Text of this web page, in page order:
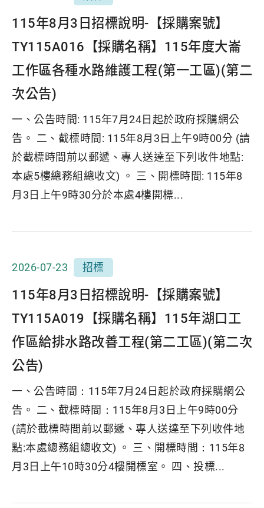
115年8月3日招標說明-【採購案號】
TY115A016【採購名稱】115年度大崙
工作區各種水路維護工程(第一工區)(第二
次公告)
一、公告時間: 115年7月24日起於政府採購網公
告。 二、截標時間: 115年8月3日上午9時00分 (請
於截標時間前以郵遞、專人送達至下列收件地點:
本處5樓總務組總收文) 。 三、開標時間: 115年8
月3日上午9時30分於本處4樓開標...
2026-07-23 招標
115年8月3日招標說明-【採購案號】
TY115A019【採購名稱】115年湖口工
作區給排水路改善工程(第二工區)(第二次
公告)
一、公告時間：115年7月24日起於政府採購網公
告。 二、截標時間：115年8月3日上午9時00分
(請於截標時間前以郵遞、專人送達至下列收件地
點:本處總務組總收文) 。 三、開標時間：115年8
月3日上午10時30分4樓開標室。 四、投標...